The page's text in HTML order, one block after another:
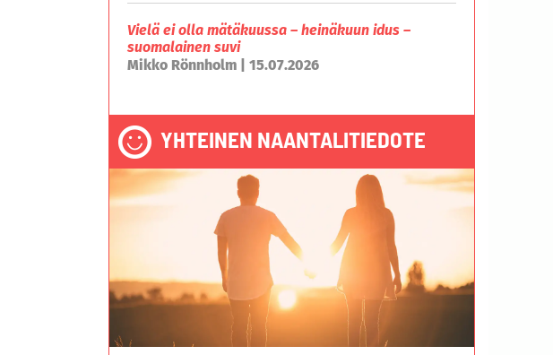
Vielä ei olla mätäkuussa – heinäkuun idus –
suomalainen suvi
Mikko Rönnholm | 15.07.2026
YHTEINEN NAANTALITIEDOTE